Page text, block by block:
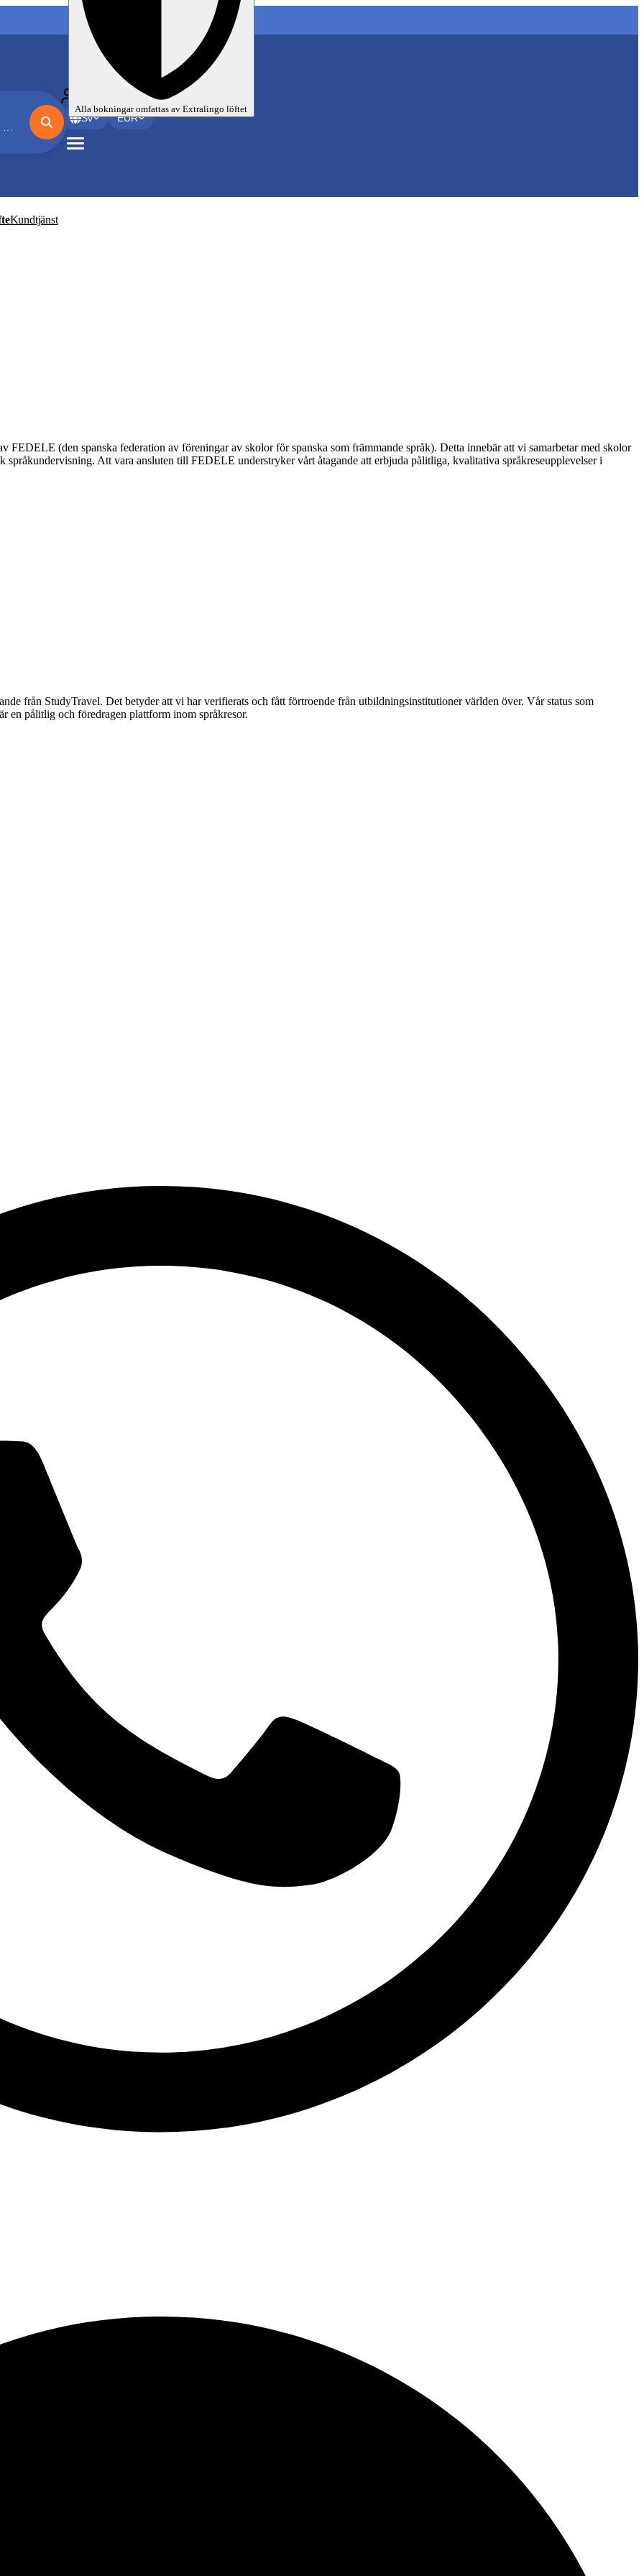
Alla bokningar omfattas av Extralingo löftet
Mina språkresor
Sv EUR
Kundtjänst
FEDELE (den spanska federation av föreningar av skolor för spanska som främmande språk). Detta innebär att vi samarbetar med skolor
språkundervisning. Att vara ansluten till FEDELE understryker vårt åtagande att erbjuda pålitliga, kvalitativa språkreseupplevelser i
från StudyTravel. Det betyder att vi har verifierats och fått förtroende från utbildningsinstitutioner världen över. Vår status som
en pålitlig och föredragen plattform inom språkresor.